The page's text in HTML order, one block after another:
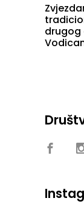
drugog